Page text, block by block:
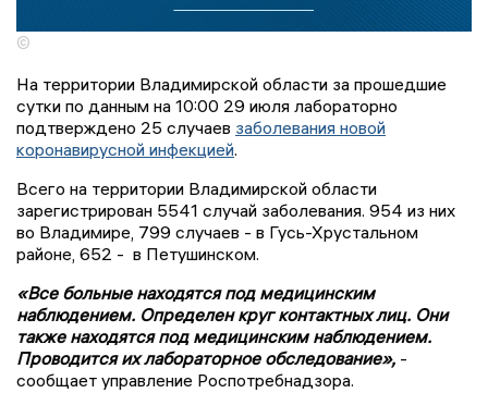
©
На территории Владимирской области за прошедшие
сутки по данным на 10:00 29 июля лабораторно
подтверждено 25 случаев заболевания новой
коронавирусной инфекцией.
Всего на территории Владимирской области
зарегистрирован 5541 случай заболевания. 954 из них
во Владимире, 799 случаев - в Гусь-Хрустальном
районе, 652 - в Петушинском.
«Все больные находятся под медицинским
наблюдением. Определен круг контактных лиц. Они
также находятся под медицинским наблюдением.
Проводится их лабораторное обследование», -
сообщает управление Роспотребнадзора.